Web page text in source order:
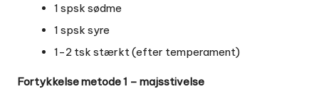
1 spsk sødme
1 spsk syre
1-2 tsk stærkt (efter temperament)
Fortykkelse metode 1 – majsstivelse